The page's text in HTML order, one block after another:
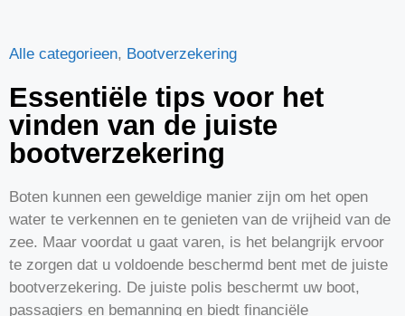
Alle categorieen, Bootverzekering
Essentiële tips voor het
vinden van de juiste
bootverzekering
Boten kunnen een geweldige manier zijn om het open
water te verkennen en te genieten van de vrijheid van de
zee. Maar voordat u gaat varen, is het belangrijk ervoor
te zorgen dat u voldoende beschermd bent met de juiste
bootverzekering. De juiste polis beschermt uw boot,
passagiers en bemanning en biedt financiële